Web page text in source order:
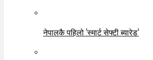
नेपालकै पहिलो ‘स्मार्ट सेफ्टी ब्यारेड’